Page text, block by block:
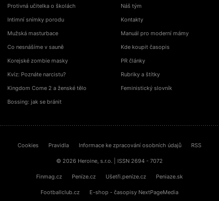
Protivná učitelka o školách
Intimní snímky porodu
Mužská masturbace
Co nesnášíme v sauně
Korejské zombie masky
Kvíz: Poznáte narcistu?
Kingdom Come 2 a ženské tělo
Bossing: jak se bránit
Náš tým
Kontakty
Manuál pro moderní mámy
Kde koupit časopis
PR články
Rubriky a štítky
Feministický slovník
Cookies Pravidla Informace ke zpracování osobních údajů RSS
© 2026 Heroine, s.r.o. | ISSN 2694 - 7072
Finmag.cz Peníze.cz Ušetři.peníze.cz Peniaze.sk
Footballclub.cz E-shop - časopisy NextPageMedia